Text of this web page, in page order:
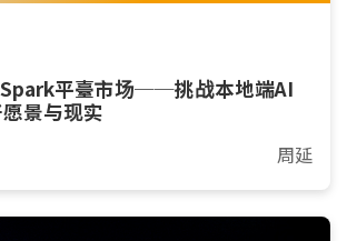
Spark平臺市场──挑战本地端AI
景与现实
周延